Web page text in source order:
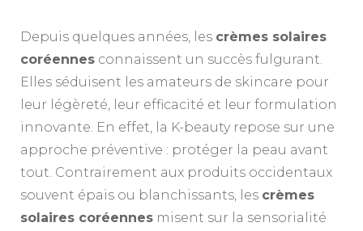
Depuis quelques années, les crèmes solaires
coréennes connaissent un succès fulgurant.
Elles séduisent les amateurs de skincare pour
leur légèreté, leur efficacité et leur formulation
innovante. En effet, la K-beauty repose sur une
approche préventive : protéger la peau avant
tout. Contrairement aux produits occidentaux
souvent épais ou blanchissants, les crèmes
solaires coréennes misent sur la sensorialité